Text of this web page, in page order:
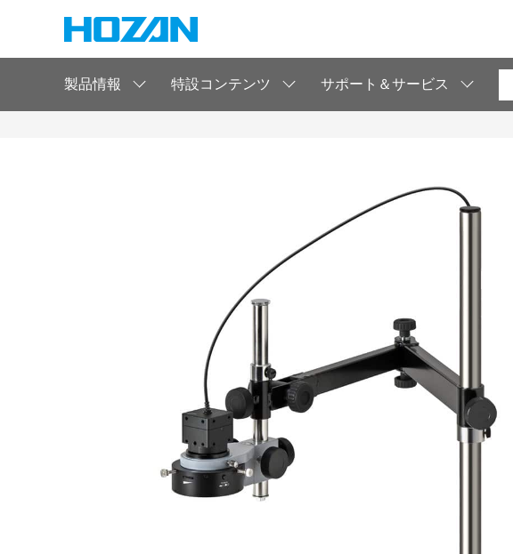
製品情報 特設コンテンツ サポート＆サービス